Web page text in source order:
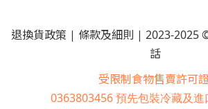
退換貨政策 | 條款及細則 | 2023-2025
話
受限制食物售賣許可
0363803456 預先包裝冷藏及進